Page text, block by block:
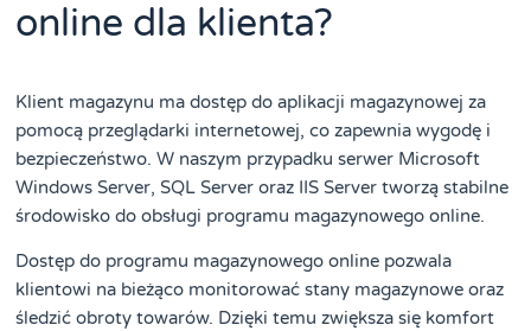
online dla klienta?
Klient magazynu ma dostęp do aplikacji magazynowej za
pomocą przeglądarki internetowej, co zapewnia wygodę i
bezpieczeństwo. W naszym przypadku serwer Microsoft
Windows Server, SQL Server oraz IIS Server tworzą stabilne
środowisko do obsługi programu magazynowego online.
Dostęp do programu magazynowego online pozwala
klientowi na bieżąco monitorować stany magazynowe oraz
śledzić obroty towarów. Dzięki temu zwiększa się komfort